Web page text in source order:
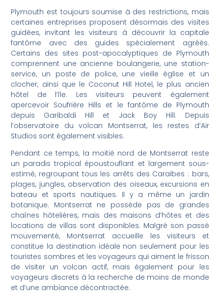
Plymouth est toujours soumise à des restrictions, mais
certaines entreprises proposent désormais des visites
guidées, invitant les visiteurs à découvrir la capitale
fantôme avec des guides spécialement agréés.
Certains des sites post-apocalyptiques de Plymouth
comprennent une ancienne boulangerie, une station-
service, un poste de police, une vieille église et un
clocher, ainsi que le Coconut Hill Hotel, le plus ancien
hôtel de l’île. Les visiteurs peuvent également
apercevoir Soufrière Hills et le fantôme de Plymouth
depuis Garibaldi Hill et Jack Boy Hill. Depuis
l’observatoire du volcan Montserrat, les restes d’Air
Studios sont également visibles.
Pendant ce temps, la moitié nord de Montserrat reste
un paradis tropical époustouflant et largement sous-
estimé, regroupant tous les arrêts des Caraïbes : bars,
plages, jungles, observation des oiseaux, excursions en
bateau et sports nautiques. Il y a même un jardin
botanique. Montserrat ne possède pas de grandes
chaînes hôtelières, mais des maisons d’hôtes et des
locations de villas sont disponibles. Malgré son passé
mouvementé, Montserrat accueille les visiteurs et
constitue la destination idéale non seulement pour les
touristes sombres et les voyageurs qui aiment le frisson
de visiter un volcan actif, mais également pour les
voyageurs discrets à la recherche de moins de monde
et d’une ambiance décontractée.